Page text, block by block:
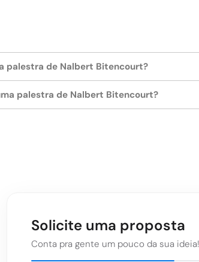
Vale a pena conferir e entender
excelência de performance e a entrega
palestra de Nalbert Bitencourt?
palestra de Nalbert Bitencourt?
Solicite uma proposta
Conta pra gente um pouco da sua ideia!